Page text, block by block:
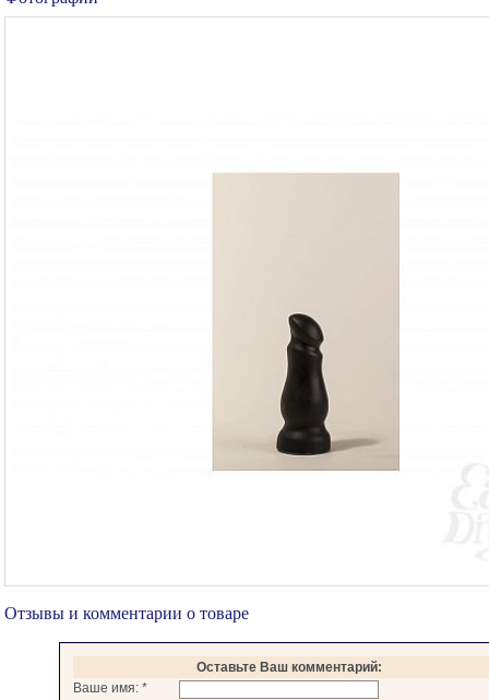
Отзывы и комментарии о товаре
Оставьте Ваш комментарий:
Ваше имя: *